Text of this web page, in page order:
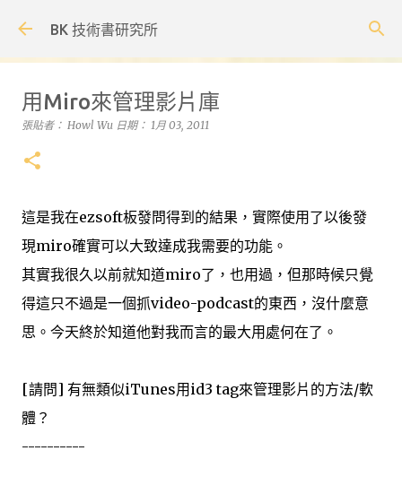
BK 技術書研究所
用Miro來管理影片庫
張貼者： Howl Wu 日期： 1月 03, 2011
這是我在ezsoft板發問得到的結果，實際使用了以後發
現miro確實可以大致達成我需要的功能。
其實我很久以前就知道miro了，也用過，但那時候只覺
得這只不過是一個抓video-podcast的東西，沒什麼意
思。今天終於知道他對我而言的最大用處何在了。
[請問] 有無類似iTunes用id3 tag來管理影片的方法/軟
體？
----------